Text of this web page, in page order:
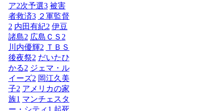
ア2次予選3 被害
者救済3 ２軍監督
2 内田有紀2 伊豆
諸島2 広島ＣＳ 2
川内優輝2 ＴＢＳ
後夜祭2 だいたひ
かる2 ジェマ・ル
イーズ2 岡江久美
子2 アメリカの家
族1 マンチェスタ
ー・シティ 1 起死